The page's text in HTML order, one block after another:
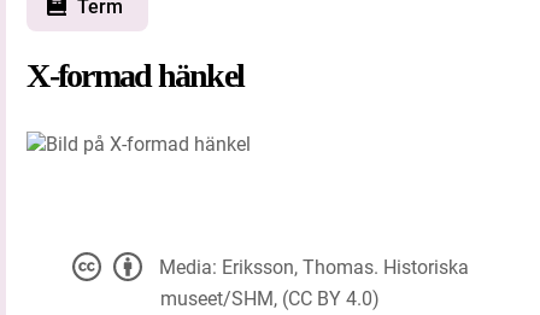
Term
X-formad hänkel
Media: Eriksson, Thomas. Historiska
museet/SHM, (CC BY 4.0)